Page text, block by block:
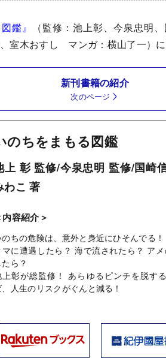
鑑』
（監修：池上彰、今泉忠明
室木おすし マンガ：横山了一）に
新刊書籍の紹介
次のページ
のちをまもる図鑑
上 彰 監修/今泉忠明 監修/国崎
わこ 著
内容紹介＞
のちの危険は、意外と身近にひそんでる！
マに遭遇したら？ 海で流されたら？ ア
たら？
上彰が総監修！ あらゆるピンチを脱す
、人生のリスクがぐんと減る！